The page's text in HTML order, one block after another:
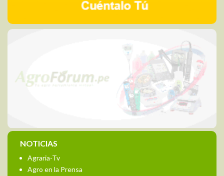
NOTICIAS
Agraria-Tv
Agro en la Prensa